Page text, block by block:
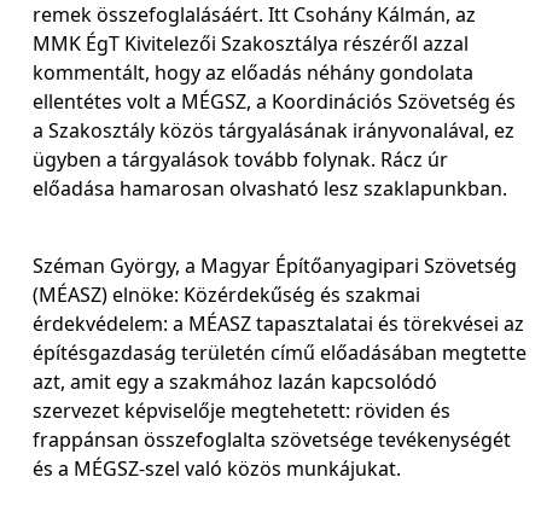
remek összefoglalásáért. Itt Csohány Kálmán, az
MMK ÉgT Kivitelezői Szakosztálya részéről azzal
kommentált, hogy az előadás néhány gondolata
ellentétes volt a MÉGSZ, a Koordinációs Szövetség és
a Szakosztály közös tárgyalásának irányvonalával, ez
ügyben a tárgyalások tovább folynak. Rácz úr
előadása hamarosan olvasható lesz szaklapunkban.
Széman György, a Magyar Építőanyagipari Szövetség
(MÉASZ) elnöke: Közérdekűség és szakmai
érdekvédelem: a MÉASZ tapasztalatai és törekvései az
építésgazdaság területén című előadásában megtette
azt, amit egy a szakmához lazán kapcsolódó
szervezet képviselője megtehetett: röviden és
frappánsan összefoglalta szövetsége tevékenységét
és a MÉGSZ-szel való közös munkájukat.